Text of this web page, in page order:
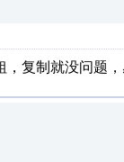
，复制就没问题